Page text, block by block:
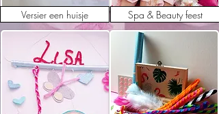
Versier een huisje Spa & Beauty feest